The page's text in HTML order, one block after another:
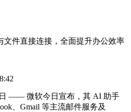
文件直接连接，全面提升办公效率
日 —— 微软今日宣布，其 AI 助手
、Gmail 等主流邮件服务及